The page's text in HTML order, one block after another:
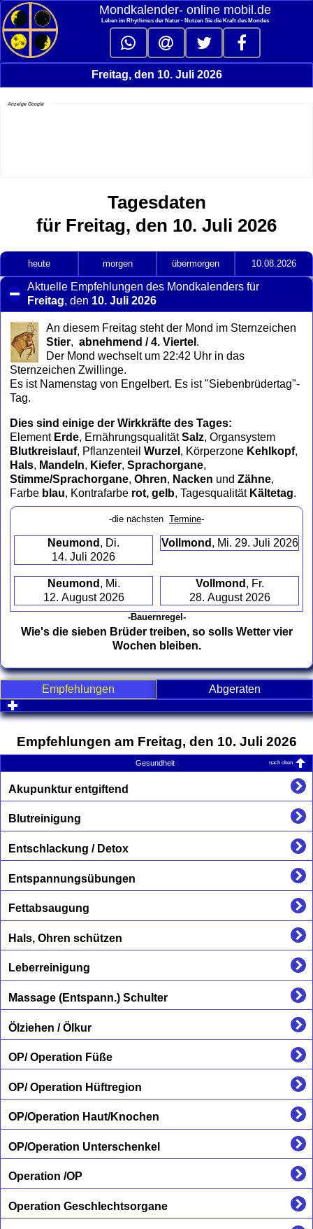
Mondkalender‑ online mobil.de
Leben im Rhythmus der Natur - Nutzen Sie die Kraft des Mondes
Freitag, den 10. Juli 2026
Anzeige Google
Tagesdaten
für Freitag, den 10. Juli 2026
heute morgen übermorgen 10.08.2026
Aktuelle Empfehlungen des Mondkalenders für
Freitag, den 10. Juli 2026
to
collapse
contents
An diesem Freitag steht der Mond im Sternzeichen
Stier, abnehmend / 4. Viertel .
Der Mond wechselt um 22:42 Uhr in das
Sternzeichen Zwillinge.
Es ist Namenstag von Engelbert. Es ist "Siebenbrüdertag"-
Tag.
Dies sind einige der Wirkkräfte des Tages:
Element Erde, ErnährungsqualitätSalz, Organsystem
Blutkreislauf, Pflanzenteil Wurzel , Körperzone Kehlkopf,
Hals, Mandeln, Kiefer, Sprachorgane,
Stimme/Sprachorgane, Ohren, Nacken und Zähne,
Farbe blau, Kontrafarbe rot, gelb, Tagesqualität Kältetag.
-die nächsten Termine-
Neumond , Di.
14. Juli 2026
Vollmond , Mi. 29. Juli 2026
Neumond , Mi.
12. August 2026
Vollmond , Fr.
28. August 2026
-Bauernregel-
Wie's die sieben Brüder treiben, so solls Wetter vier
Wochen bleiben.
Empfehlungen
Abgeraten
click to expand contents
Empfehlungen am Freitag, den 10. Juli 2026
Gesundheit nach oben
Akupunktur entgiftend
Blutreinigung
Entschlackung / Detox
Entspannungsübungen
Fettabsaugung
Hals, Ohren schützen
Leberreinigung
Massage (Entspann.) Schulter
Ölziehen / Ölkur
OP/ Operation Füße
OP/ Operation Hüftregion
OP/Operation Haut/Knochen
OP/Operation Unterschenkel
Operation /OP
Operation Geschlechtsorgane